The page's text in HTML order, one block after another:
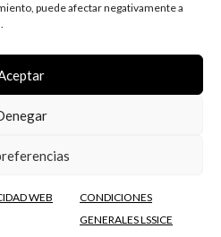
puede afectar negativamente a
WEB
CONDICIONES
GENERALES LSSICE
a la pandemia de la
Diseño Web